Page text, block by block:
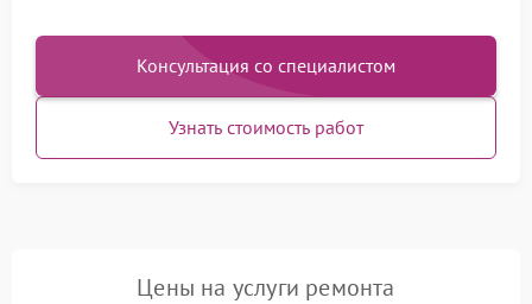
Консультация со специалистом
Узнать стоимость работ
Цены на услуги ремонта